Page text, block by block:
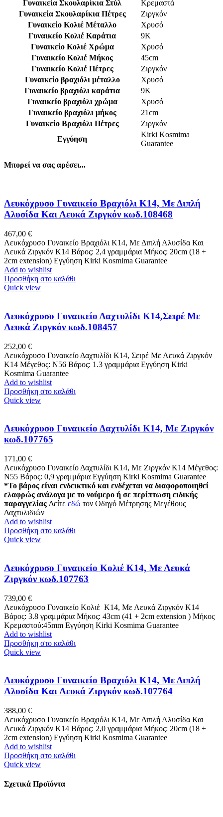
Γυναικεία Σκουλαρίκια Στύλ
Κρεμαστά
Γυναικεία Σκουλαρίκια Πέτρες
Ζιργκόν
Γυναικείο Κολιέ Μέταλλο
Χρυσό
Γυναικείο Κολιέ Καράτια
9Κ
Γυναικείο Κολιέ Χρώμα
Χρυσό
Γυναικείο Κολιέ Μήκος
45cm
Γυναικείο Κολιέ Πέτρες
Ζιργκόν
Γυναικείο βραχιόλι μέταλλο
Χρυσό
Γυναικείο βραχιόλι καράτια
9K
Γυναικείο βραχιόλι χρώμα
Χρυσό
Γυναικείο βραχιόλι μήκος
21cm
Γυναικείο Βραχιόλι Πέτρες
Ζιργκόν
Εγγύηση
Kirki Kosmima
Guarantee
Μπορεί να σας αρέσει...
Λευκόχρυσο Γυναικείο Βραχιόλι Κ14, Με Διπλή
Αλυσίδα Και Λευκά Ζιργκόν κωδ.108468
467,00 €
Λευκόχρυσο Γυναικείο Βραχιόλι Κ14, Με Διπλή Αλυσίδα Και
Λευκά Ζιργκόν Κ14 Βάρος: 2,4 γραμμάρια Μήκος: 20cm (18 +
2cm extension) Εγγύηση Kirki Kosmima Guarantee
Add to wishlist
Προσθήκη στο καλάθι
Quick view
Λευκόχρυσο Γυναικείο Δαχτυλίδι Κ14,Σειρέ Με
Λευκά Ζιργκόν κωδ.108457
252,00 €
Λευκόχρυσο Γυναικείο Δαχτυλίδι Κ14, Σειρέ Με Λευκά Ζιργκόν
K14 Μέγεθος: Ν56 Βάρος: 1.3 γραμμάρια Εγγύηση Kirki
Kosmima Guarantee
Add to wishlist
Προσθήκη στο καλάθι
Quick view
Λευκόχρυσο Γυναικείο Δαχτυλίδι Κ14, Με Ζιργκόν
κωδ.107765
171,00 €
Λευκόχρυσο Γυναικείο Δαχτυλίδι Κ14, Με Ζιργκόν K14 Μέγεθος:
Ν55 Βάρος: 0,9 γραμμάρια Εγγύηση Kirki Kosmima Guarantee
*Το βάρος είναι ενδεικτικό και ενδέχεται να διαφοροποιηθεί
ελαφρώς ανάλογα με το νούμερο ή σε περίπτωση ειδικής
παραγγελίας Δείτε εδώ τον Οδηγό Μέτρησης Μεγέθους
Δαχτυλιδιών
Add to wishlist
Προσθήκη στο καλάθι
Quick view
Λευκόχρυσο Γυναικείο Κολιέ Κ14, Με Λευκά
Ζιργκόν κωδ.107763
739,00 €
Λευκόχρυσο Γυναικείο Κολιέ Κ14, Με Λευκά Ζιργκόν Κ14
Βάρος: 3.8 γραμμάρια Μήκος: 43cm (41 + 2cm extension ) Μήκος
Κρεμαστού:45mm Εγγύηση Kirki Kosmima Guarantee
Add to wishlist
Προσθήκη στο καλάθι
Quick view
Λευκόχρυσο Γυναικείο Βραχιόλι Κ14, Με Διπλή
Αλυσίδα Και Λευκά Ζιργκόν κωδ.107764
388,00 €
Λευκόχρυσο Γυναικείο Βραχιόλι Κ14, Με Διπλή Αλυσίδα Και
Λευκά Ζιργκόν Κ14 Βάρος: 2,0 γραμμάρια Μήκος: 20cm (18 +
2cm extension) Εγγύηση Kirki Kosmima Guarantee
Add to wishlist
Προσθήκη στο καλάθι
Quick view
Σχετικά Προϊόντα